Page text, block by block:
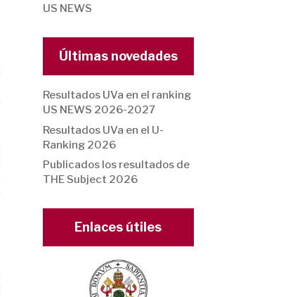
US NEWS
Últimas novedades
Resultados UVa en el ranking
US NEWS 2026-2027
Resultados UVa en el U-
Ranking 2026
Publicados los resultados de
THE Subject 2026
Enlaces útiles